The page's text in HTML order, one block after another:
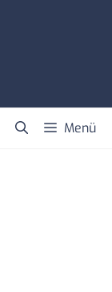
Menü